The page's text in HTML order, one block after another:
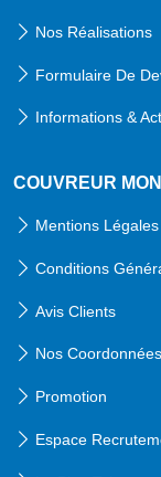
Nos Réalisations
Formulaire De
Informations &
COUVREUR
Mentions Légales
Conditions
Avis Clients
Nos Coordonnées
Promotion
Espace